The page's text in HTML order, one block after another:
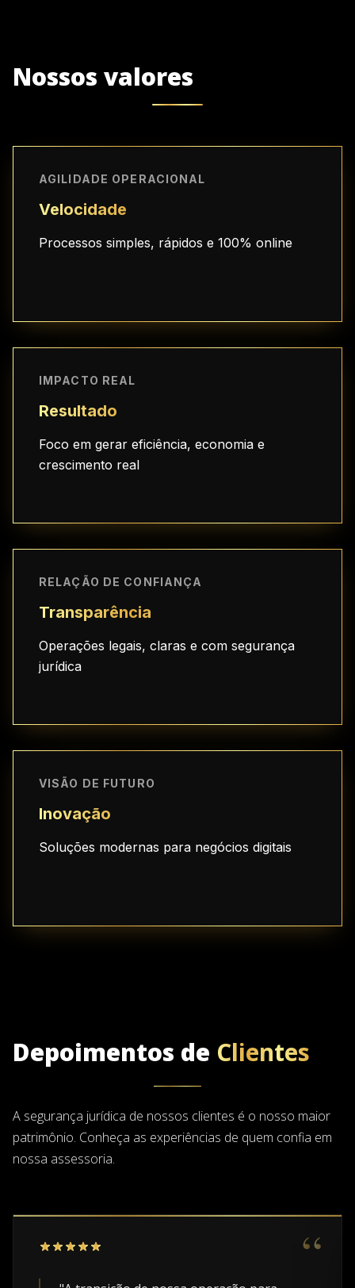
Nossos valores
AGILIDADE OPERACIONAL
Velocidade
Processos simples, rápidos e 100% online
IMPACTO REAL
Resultado
Foco em gerar eficiência, economia e
crescimento real
RELAÇÃO DE CONFIANÇA
Transparência
Operações legais, claras e com segurança
jurídica
VISÃO DE FUTURO
Inovação
Soluções modernas para negócios digitais
Depoimentos de Clientes
A segurança jurídica de nossos clientes é o nosso maior
patrimônio. Conheça as experiências de quem confia em
nossa assessoria.
“